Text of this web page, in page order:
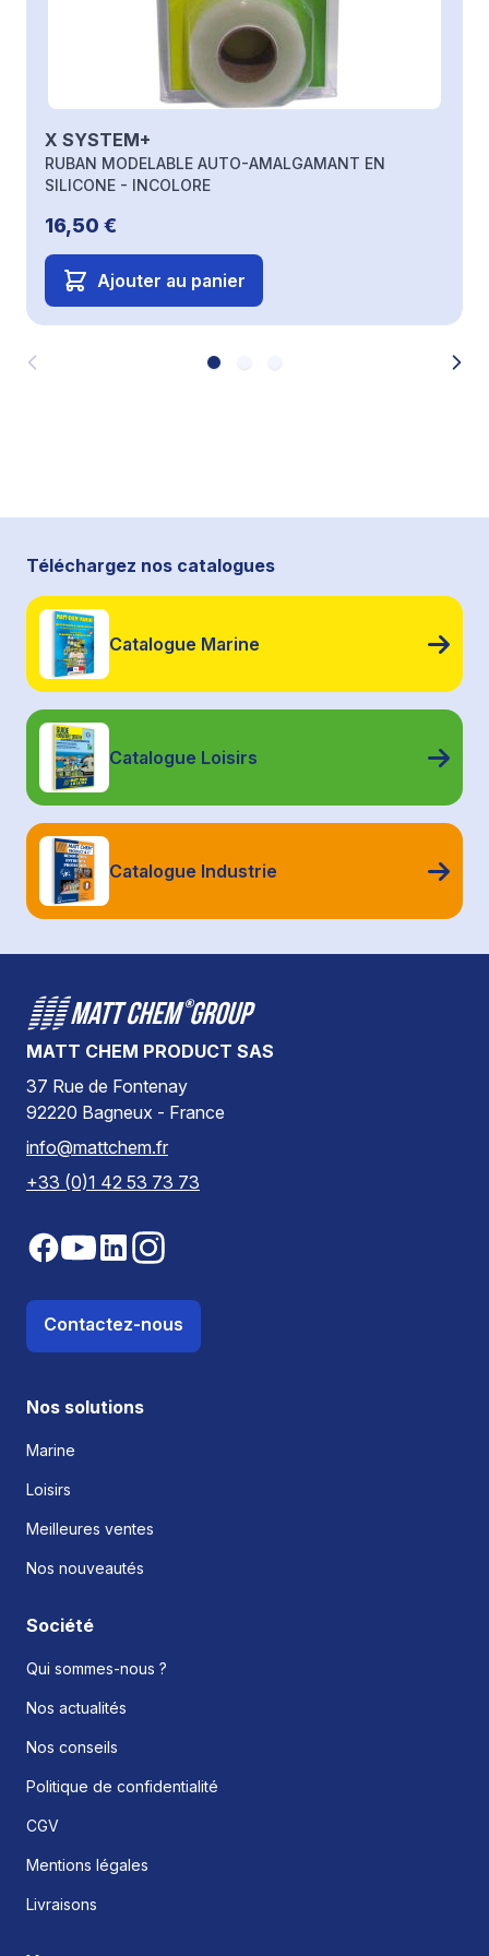
X SYSTEM+
RUBAN MODELABLE AUTO-AMALGAMANT EN
SILICONE - INCOLORE
16,50 €
Ajouter au panier
Téléchargez nos catalogues
Catalogue Marine
Catalogue Loisirs
Catalogue Industrie
MATT CHEM PRODUCT SAS
37 Rue de Fontenay
92220 Bagneux - France
info@mattchem.fr
+33 (0)1 42 53 73 73
Contactez-nous
Nos solutions
Marine
Loisirs
Meilleures ventes
Nos nouveautés
Société
Qui sommes-nous ?
Nos actualités
Nos conseils
Politique de confidentialité
CGV
Mentions légales
Livraisons